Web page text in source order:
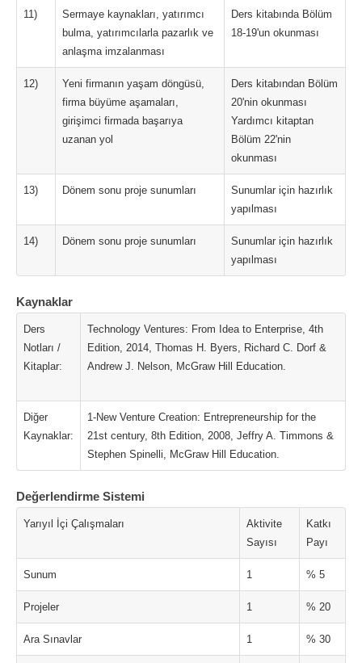
11)
Sermaye kaynakları, yatırımcı
bulma, yatırımcılarla pazarlık ve
anlaşma imzalanması
Ders kitabında Bölüm
18-19'un okunması
12)
Yeni firmanın yaşam döngüsü,
firma büyüme aşamaları,
girişimci firmada başarıya
uzanan yol
Ders kitabından Bölüm
20'nin okunması
Yardımcı kitaptan
Bölüm 22'nin
okunması
13) Dönem sonu proje sunumları
Sunumlar için hazırlık
yapılması
14) Dönem sonu proje sunumları
Sunumlar için hazırlık
yapılması
Kaynaklar
Ders
Notları /
Kitaplar:
Technology Ventures: From Idea to Enterprise, 4th
Edition, 2014, Thomas H. Byers, Richard C. Dorf &
Andrew J. Nelson, McGraw Hill Education.
Diğer
Kaynaklar:
1-New Venture Creation: Entrepreneurship for the
21st century, 8th Edition, 2008, Jeffry A. Timmons &
Stephen Spinelli, McGraw Hill Education.
Değerlendirme Sistemi
Yarıyıl İçi Çalışmaları
Aktivite
Sayısı
Katkı
Payı
Sunum 1 % 5
Projeler 1 % 20
Ara Sınavlar 1 % 30